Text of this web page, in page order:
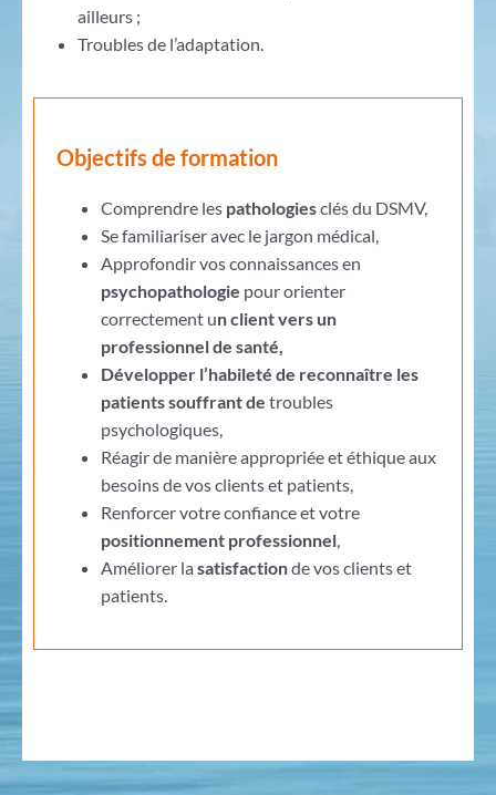
ailleurs ;
Troubles de l’adaptation.
Objectifs de formation
Comprendre les pathologiesclés du DSMV,
Se familiariser avec le jargon médical,
Approfondir vos connaissances en
psychopathologie pour orienter
correctement un client vers un
professionnel de santé,
Développer l’habileté de reconnaître les
patients souffrant de troubles
psychologiques,
Réagir de manière appropriée et éthique aux
besoins de vos clients et patients,
Renforcer votre confiance et votre
positionnement professionnel,
Améliorer la satisfactionde vos clients et
patients.